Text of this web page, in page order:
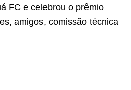
FC e celebrou o prêmio
amigos, comissão técnica